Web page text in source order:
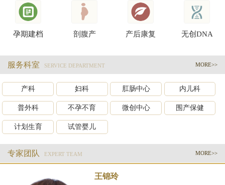
孕期建档 剖腹产 产后康复 无创DNA
服务科室 SERVICE DEPARTMENT MORE>>
产科 妇科 肛肠中心 内儿科
普外科 不孕不育 微创中心 围产保健
计划生育 试管婴儿
专家团队 EXPERT TEAM MORE>>
王锦玲